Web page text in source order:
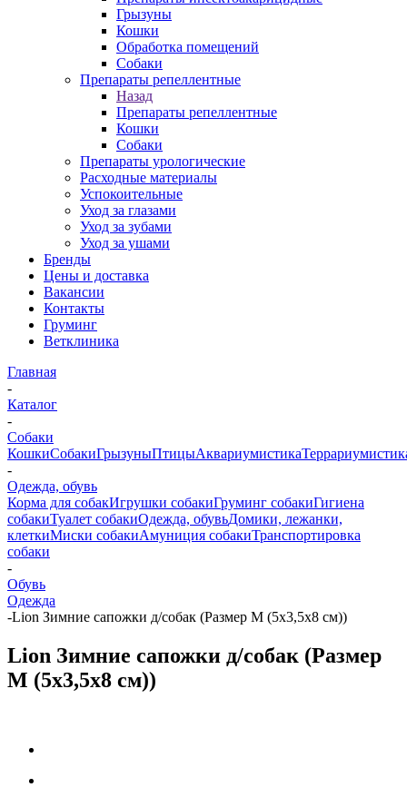
Грызуны
Кошки
Обработка помещений
Собаки
Препараты репеллентные
Назад
Препараты репеллентные
Кошки
Собаки
Препараты урологические
Расходные материалы
Успокоительные
Уход за глазами
Уход за зубами
Уход за ушами
Бренды
Цены и доставка
Вакансии
Контакты
Груминг
Ветклиника
Главная
-
Каталог
-
Собаки
КошкиСобакиГрызуныПтицыАквариумистика
-
Одежда, обувь
Корма для собакИгрушки собакиГруминг собакиГигиена
собакиТуалет собакиОдежда, обувьДомики, лежанки,
клеткиМиски собакиАмуниция собакиТранспортировка
собаки
-
Обувь
Одежда
-Lion Зимние сапожки д/собак (Размер М (5x3,5x8 см))
Lion Зимние сапожки д/собак (Размер
М (5x3,5x8 см))